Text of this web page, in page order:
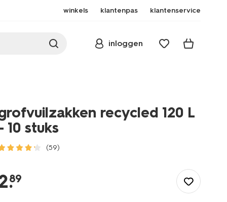
winkels klantenpas klantenservice
inloggen
recycled 120 L
10 stuks
(59)
slapen/huishouden/prullenbakken/vuilniszakken/grofvuilzakken-
.
89